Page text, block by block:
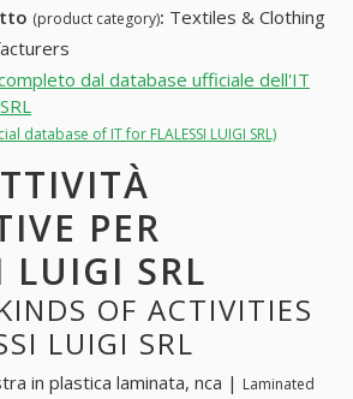
(product category): Textiles & Clothing
dal database ufficiale dell'IT
database of IT for FLALESSI LUIGI SRL)
PER
LUIGI SRL
OF ACTIVITIES
LUIGI SRL
in plastica laminata, nca | Laminated